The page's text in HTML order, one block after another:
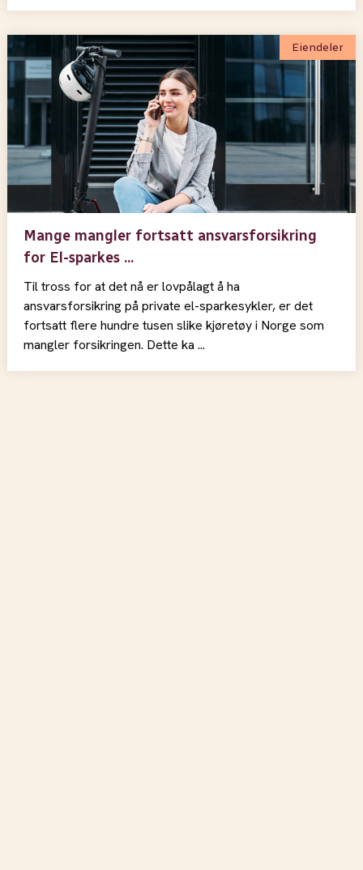
Eiendeler
Mange mangler fortsatt ansvarsforsikring
for El-sparkes ...
Til tross for at det nå er lovpålagt å ha
ansvarsforsikring på private el-sparkesykler, er det
fortsatt flere hundre tusen slike kjøretøy i Norge som
mangler forsikringen. Dette ka ...